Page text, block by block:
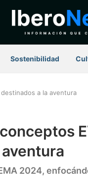
Sostenibilidad
a la aventura
2024,